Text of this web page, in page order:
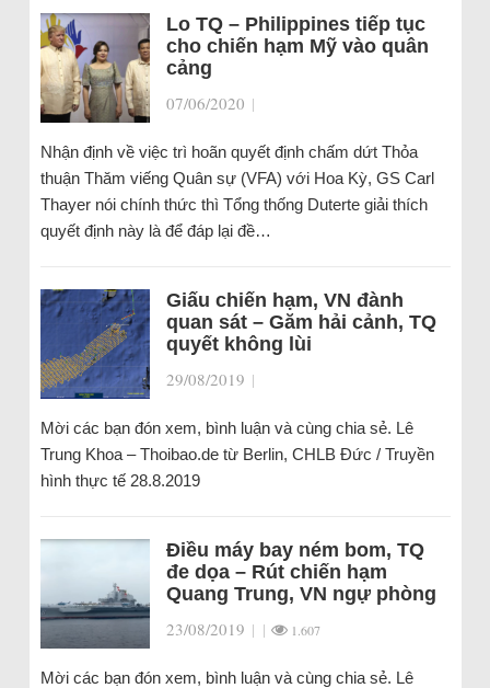
Lo TQ – Philippines tiếp tục
cho chiến hạm Mỹ vào quân
cảng
07/06/2020 |
Nhận định về việc trì hoãn quyết định chấm dứt Thỏa
thuận Thăm viếng Quân sự (VFA) với Hoa Kỳ, GS Carl
Thayer nói chính thức thì Tổng thống Duterte giải thích
quyết định này là để đáp lại đề…
Giấu chiến hạm, VN đành
quan sát – Găm hải cảnh, TQ
quyết không lùi
29/08/2019 |
Mời các bạn đón xem, bình luận và cùng chia sẻ. Lê
Trung Khoa – Thoibao.de từ Berlin, CHLB Đức / Truyền
hình thực tế 28.8.2019
Điều máy bay ném bom, TQ
đe dọa – Rút chiến hạm
Quang Trung, VN ngự phòng
23/08/2019 | | 1.607
Mời các bạn đón xem, bình luận và cùng chia sẻ. Lê